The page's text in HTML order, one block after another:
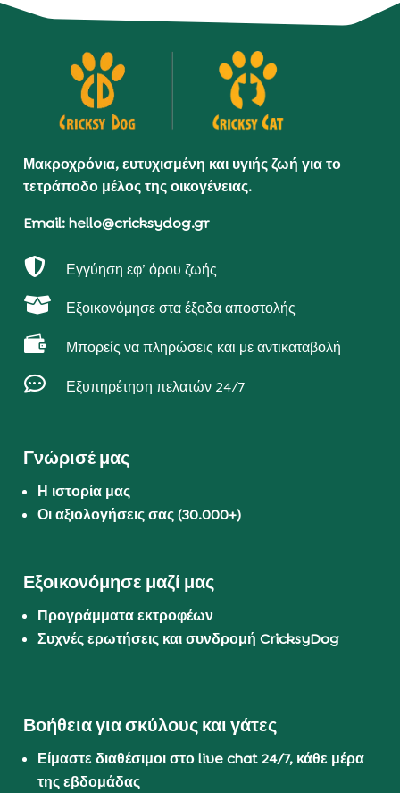
Μακροχρόνια, ευτυχισμένη και υγιής ζωή για το
τετράποδο μέλος της οικογένειας.
Email: hello@cricksydog.gr
 Εγγύηση εφ’ όρου ζωής
 Εξοικονόμησε στα έξοδα αποστολής
 Μπορείς να πληρώσεις και με αντικαταβολή
 Εξυπηρέτηση πελατών 24/7
Γνώρισέ μας
Η ιστορία μας
Οι αξιολογήσεις σας (30.000+)
Εξοικονόμησε μαζί μας
Προγράμματα εκτροφέων
Συχνές ερωτήσεις και συνδρομή CricksyDog
Βοήθεια για σκύλους και γάτες
Είμαστε διαθέσιμοι στο live chat 24/7, κάθε μέρα
της εβδομάδας